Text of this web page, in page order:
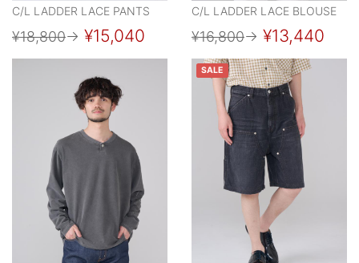
C/L LADDER LACE PANTS
¥18,800→ ¥15,040
C/L LADDER LACE BLOUSE
¥16,800→ ¥13,440
SALE